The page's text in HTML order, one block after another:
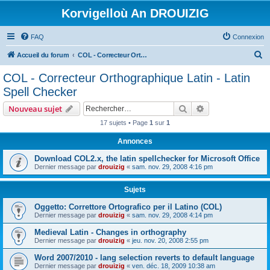
Korvigelloù An DROUIZIG
FAQ Connexion
Accueil du forum COL - Correcteur Orthographique Latin - Latin Spell Checker
COL - Correcteur Orthographique Latin - Latin
Spell Checker
Nouveau sujet Rechercher
17 sujets • Page 1 sur 1
Annonces
Download COL2.x, the latin spellchecker for Microsoft Office
Dernier message par drouizig « sam. nov. 29, 2008 4:16 pm
Sujets
Oggetto: Correttore Ortografico per il Latino (COL)
Dernier message par drouizig « sam. nov. 29, 2008 4:14 pm
Medieval Latin - Changes in orthography
Dernier message par drouizig « jeu. nov. 20, 2008 2:55 pm
Word 2007/2010 - lang selection reverts to default language
Dernier message par drouizig « ven. déc. 18, 2009 10:38 am